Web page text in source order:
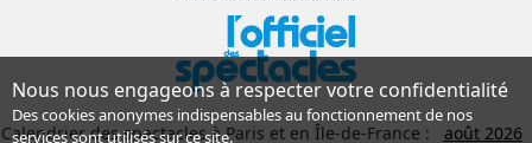
Calendrier des spectacles à Paris et en Île-de-France : août 2026
Nous nous engageons à respecter votre confidentialité
Des cookies anonymes indispensables au fonctionnement de nos
services sont utilisés sur ce site.